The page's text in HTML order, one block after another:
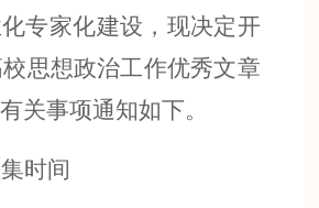
专家化建设，现决定开
思想政治工作优秀文章
有关事项通知如下。
时间